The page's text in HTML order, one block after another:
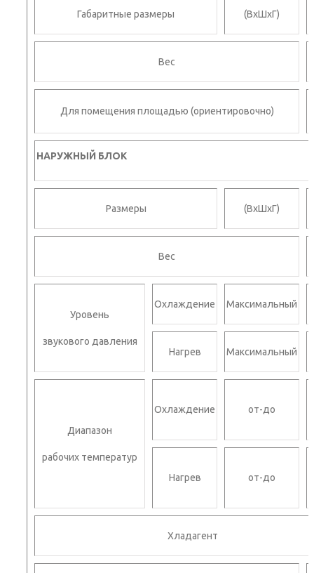
Габаритные размеры (ВхШхГ)
Вес
Для помещения площадью (ориентировочно)
НАРУЖНЫЙ БЛОК
Размеры (ВхШхГ)
Вес
Уровень
звукового давления
Охлаждение Максимальный
Нагрев Максимальный
Диапазон
рабочих температур
Охлаждение от-до
Нагрев
от-до
Хладагент